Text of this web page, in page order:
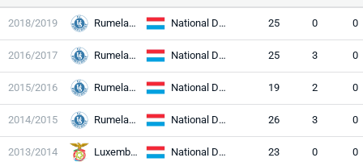
2018/2019 Rumelange National Division 25 0 0
2016/2017 Rumelange National Division 25 3 0
2015/2016 Rumelange National Division 19 2 0
2014/2015 Rumelange National Division 26 3 0
2013/2014 Luxembourg Cit National Division 23 0 0